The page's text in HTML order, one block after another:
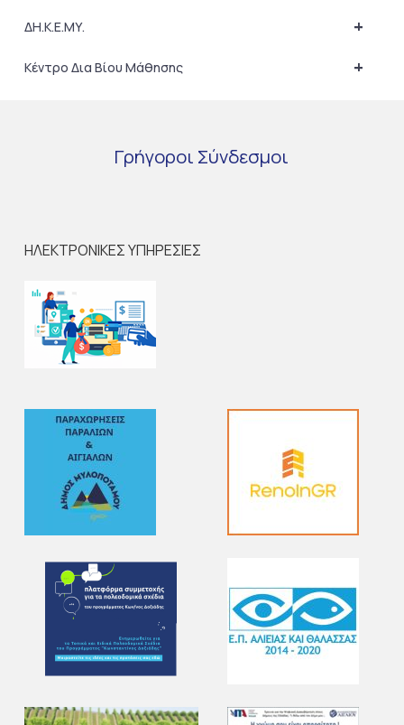
+
ΔΗ.Κ.Ε.ΜΥ.
+
Κέντρο Δια Βίου Μάθησης
Γρήγοροι Σύνδεσμοι
ΗΛΕΚΤΡΟΝΙΚΕΣ ΥΠΗΡΕΣΙΕΣ